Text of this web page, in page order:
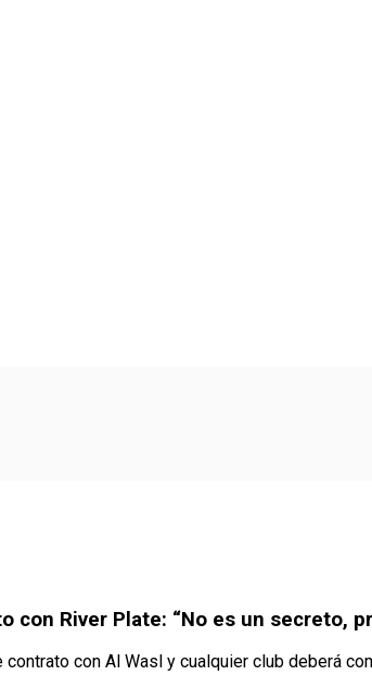
River Plate: “No es un secreto,
con Al Wasl y cualquier club deberá